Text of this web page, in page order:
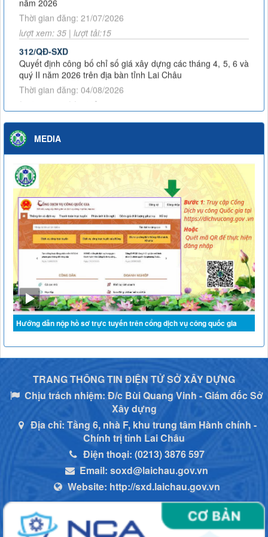
Thời gian đăng: 21/07/2026
lượt xem: 35 | lượt tải:15
312/QĐ-SXD
Quyết định công bố chỉ số giá xây dựng các tháng 4, 5, 6 và
quý II năm 2026 trên địa bàn tỉnh Lai Châu
Thời gian đăng: 04/08/2026
lượt xem: 28 | lượt tải:23
3453/KH-SXD
Kế hoạch Phát động đợt thi đua cao điểm thực hiện Chiến
dịch 90 ngày đêm khám sức khỏe định kỳ hoặc khám sàng
lọc miễn phí cho người dân trên địa bàn tỉnh Lai Châu
Thời gian đăng: 07/07/2026
lượt xem: 60 | lượt tải:24
MEDIA
Hướng dẫn nộp hồ sơ trực tuyến trên cổng dịch vụ công quốc gia
TRANG THÔNG TIN ĐIỆN TỬ SỞ XÂY DỰNG
Chịu trách nhiệm: Đ/c Bùi Quang Vinh - Giám đốc Sở
Xây dựng
Địa chỉ: Tầng 6, nhà F, khu trung tâm Hành chính -
Chính trị tỉnh Lai Châu
Điện thoại: (0213) 3876 597
Email: soxd@laichau.gov.vn
Website: http://sxd.laichau.gov.vn